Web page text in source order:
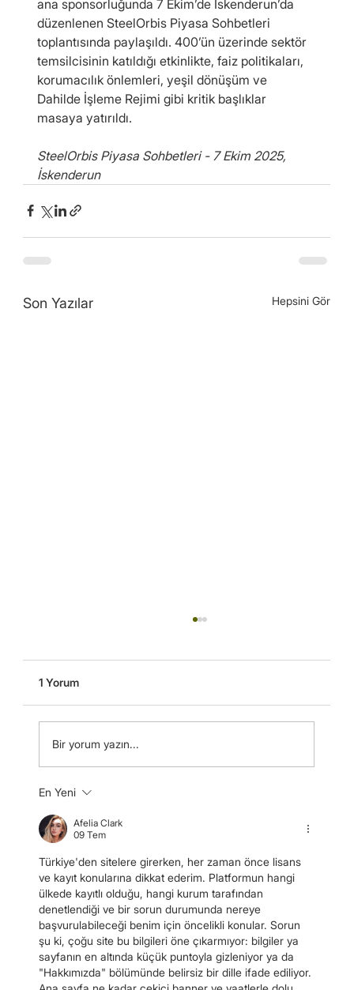
ana sponsorluğunda 7 Ekim’de İskenderun’da
düzenlenen SteelOrbis Piyasa Sohbetleri
toplantısında paylaşıldı. 400’ün üzerinde sektör
temsilcisinin katıldığı etkinlikte, faiz politikaları,
korumacılık önlemleri, yeşil dönüşüm ve
Dahilde İşleme Rejimi gibi kritik başlıklar
masaya yatırıldı.
SteelOrbis Piyasa Sohbetleri - 7 Ekim 2025,
İskenderun
Son Yazılar Hepsini Gör
dalgalı ama kontrollü bir piyasa
bekliyoruz.
1 Yorum
Bir yorum yazın...
En Yeni
Afelia Clark
09 Tem
Türkiye'den sitelere girerken, her zaman önce lisans
ve kayıt konularına dikkat ederim. Platformun hangi
ülkede kayıtlı olduğu, hangi kurum tarafından
denetlendiği ve bir sorun durumunda nereye
başvurulabileceği benim için öncelikli konular. Sorun
şu ki, çoğu site bu bilgileri öne çıkarmıyor: bilgiler ya
sayfanın en altında küçük puntoyla gizleniyor ya da
"Hakkımızda" bölümünde belirsiz bir dille ifade ediliyor.